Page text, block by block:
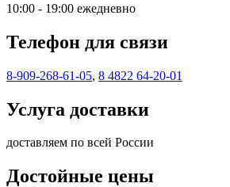
10:00 - 19:00 ежедневно
Телефон для связи
8-909-268-61-05, 8 4822 64-20-01
Услуга доставки
доставляем по всей России
Достойные цены